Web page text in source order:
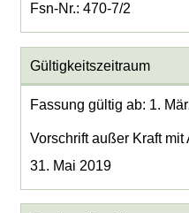
Fsn-Nr.: 470-7/2
Gültigkeitszeitraum
Fassung gültig ab: 1.
Vorschrift außer Kraft mit
31. Mai 2019